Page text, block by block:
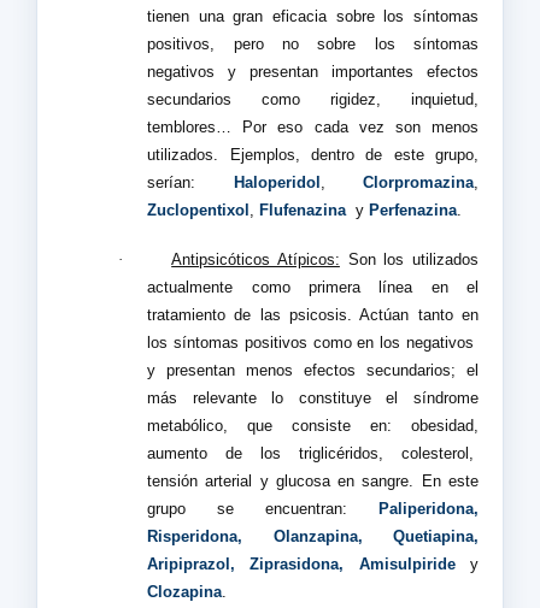
tienen una gran eficacia sobre los síntomas
positivos, pero no sobre los síntomas
negativos y presentan importantes efectos
secundarios como rigidez, inquietud,
temblores… Por eso cada vez son menos
utilizados. Ejemplos, dentro de este grupo,
serían:
Haloperidol , Clorpromazina,
Zuclopentixol , Flufenazina y Perfenazina.
· Antipsicóticos Atípicos: Son los utilizados
actualmente como primera línea en el
tratamiento de las psicosis. Actúan tanto en
los síntomas positivos como en los negativos
y presentan menos efectos secundarios; el
más relevante lo constituye el síndrome
metabólico, que consiste en: obesidad,
aumento de los triglicéridos, colesterol,
tensión arterial y glucosa en sangre. En este
grupo se encuentran:
Paliperidona,
Risperidona, Olanzapina, Quetiapina,
Aripiprazol, Ziprasidona, Amisulpiride y
Clozapina.